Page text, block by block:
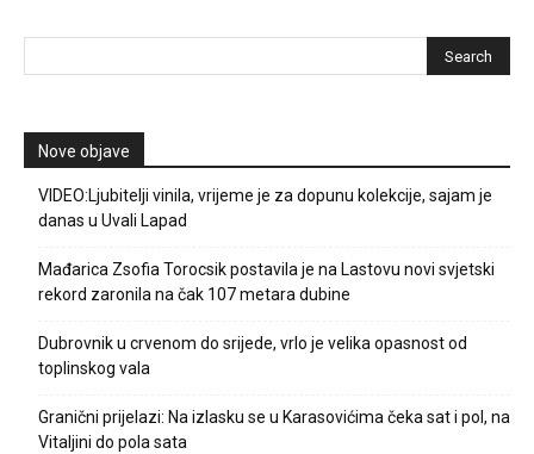
Nove objave
VIDEO:Ljubitelji vinila, vrijeme je za dopunu kolekcije, sajam je
danas u Uvali Lapad
Mađarica Zsofia Torocsik postavila je na Lastovu novi svjetski
rekord zaronila na čak 107 metara dubine
Dubrovnik u crvenom do srijede, vrlo je velika opasnost od
toplinskog vala
Granični prijelazi: Na izlasku se u Karasovićima čeka sat i pol, na
Vitaljini do pola sata